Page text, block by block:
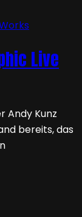
Live
Andy Kunz
bereits, das